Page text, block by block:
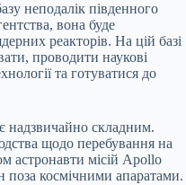
неподалік південного
вона буде
реакторів. На цій базі
проводити наукові
та готуватися до
складним.
щодо перебування на
астронавти місій Apollo
космічними апаратами.